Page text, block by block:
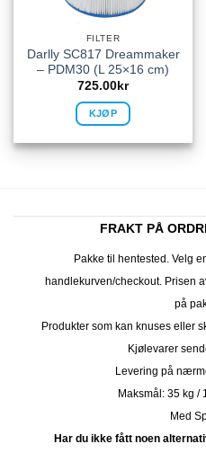
FILTER
Darlly SC817 Dreammaker
– PDM30 (L 25×16 cm)
725.00 kr
KJØP
FRAKT PÅ
Pakke til hentested. Velg
handlekurven/checkout. Prisen
på
Produkter som kan knuses eller
Kjølevarer
Levering på
Maksmål: 35 kg /
Med
Har du ikke fått noen